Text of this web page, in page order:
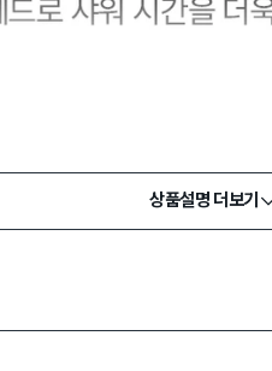
상품설명 더보기